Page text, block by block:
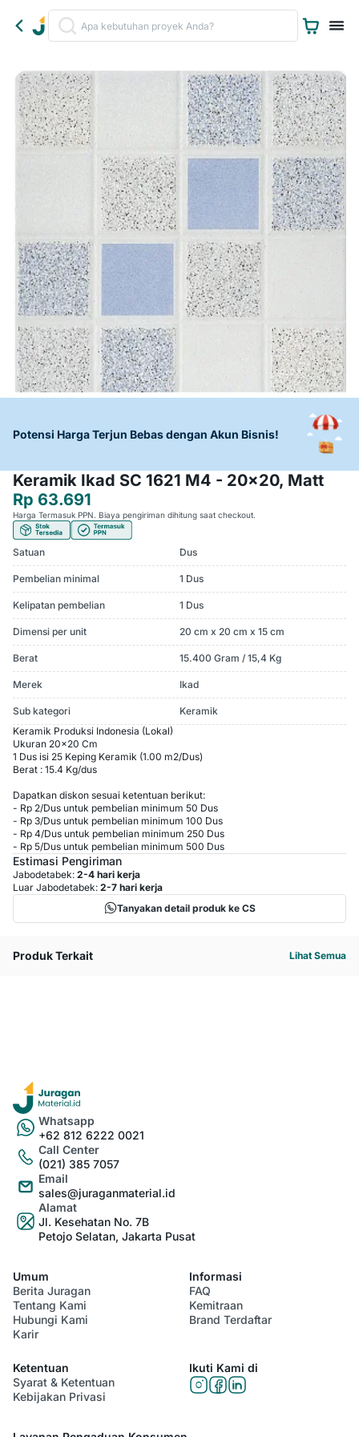
Potensi Harga Terjun Bebas dengan Akun Bisnis!
Keramik Ikad SC 1621 M4 - 20x20, Matt
Rp 63.691
Harga Termasuk PPN. Biaya pengiriman dihitung saat checkout.
Satuan Dus
Pembelian minimal 1 Dus
Kelipatan pembelian 1 Dus
Dimensi per unit 20 cm x 20 cm x 15 cm
Berat 15.400 Gram / 15,4 Kg
Merek Ikad
Sub kategori
Keramik
Keramik Produksi Indonesia (Lokal)
Ukuran 20x20 Cm
1 Dus isi 25 Keping Keramik (1.00 m2/Dus)
Berat : 15.4 Kg/dus
Dapatkan diskon sesuai ketentuan berikut:
- Rp 2/Dus untuk pembelian minimum 50 Dus
- Rp 3/Dus untuk pembelian minimum 100 Dus
- Rp 4/Dus untuk pembelian minimum 250 Dus
- Rp 5/Dus untuk pembelian minimum 500 Dus
Estimasi Pengiriman
Jabodetabek: 2-4 hari kerja
Luar Jabodetabek: 2-7 hari kerja
Tanyakan detail produk ke CS
Produk Terkait Lihat Semua
Whatsapp
+62 812 6222 0021
Call Center
(021) 385 7057
Email
sales@juraganmaterial.id
Alamat
Jl. Kesehatan No. 7B
Petojo Selatan, Jakarta Pusat
Umum
Berita Juragan
Tentang Kami
Hubungi Kami
Karir
Informasi
FAQ
Kemitraan
Brand Terdaftar
Ketentuan
Syarat & Ketentuan
Kebijakan Privasi
Ikuti Kami di